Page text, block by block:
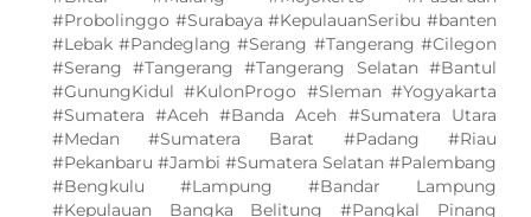
#Probolinggo #Surabaya #KepulauanSeribu #banten
#Lebak #Pandeglang #Serang #Tangerang #Cilegon
#Serang #Tangerang #Tangerang Selatan #Bantul
#GunungKidul #KulonProgo #Sleman #Yogyakarta
#Sumatera #Aceh #Banda Aceh #Sumatera Utara
#Medan #Sumatera Barat #Padang #Riau
#Pekanbaru #Jambi #Sumatera Selatan #Palembang
#Bengkulu #Lampung #Bandar Lampung
#Kepulauan Bangka Belitung #Pangkal Pinang